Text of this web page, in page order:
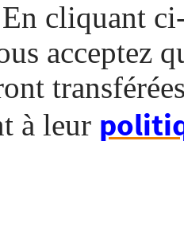
cliquant
acceptez
à leur